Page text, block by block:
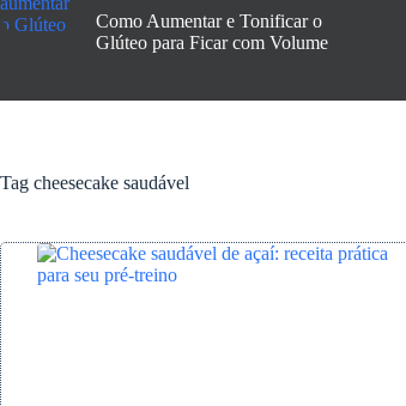
Como Aumentar e Tonificar o
Glúteo para Ficar com Volume
Tag cheesecake saudável